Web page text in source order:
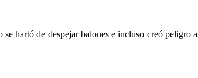
hartó de despejar balones e incluso creó peligro a